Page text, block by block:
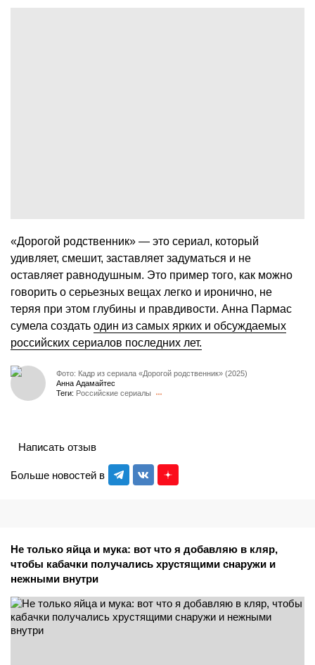
«Дорогой родственник» — это сериал, который
удивляет, смешит, заставляет задуматься и не
оставляет равнодушным. Это пример того, как можно
говорить о серьезных вещах легко и иронично, не
теряя при этом глубины и правдивости. Анна Пармас
сумела создать один из самых ярких и обсуждаемых
российских сериалов последних лет.
Фото: Кадр из сериала «Дорогой родственник» (2025)
Анна Адамайтес
Теги: Российские сериалы
Больше новостей в
Написать отзыв
Не только яйца и мука: вот что я добавляю в кляр,
чтобы кабачки получались хрустящими снаружи и
нежными внутри